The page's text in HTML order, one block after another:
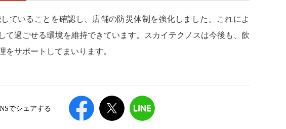
ていることを確認し、店舗の防災体制を強化しました。これによ
て過ごせる環境を維持できています。スカイテクノスは今後も、飲
サポートしてまいります。
でシェアする